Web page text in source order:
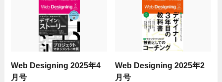
Web Designing 2025年4
月号
Web Designing 2025年2
月号